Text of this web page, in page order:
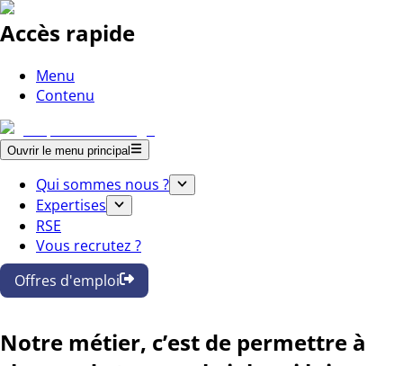
Accès rapide
Menu
Contenu
Ouvrir le menu principal
Qui sommes nous ?
Expertises
RSE
Vous recrutez ?
Offres d'emploi
Notre métier, c’est de permettre à